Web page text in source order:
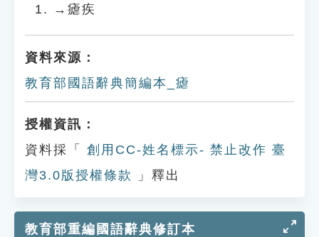
→瘧疾
資料來源：
教育部國語辭典簡編本_瘧
授權資訊：
資料採「
創用CC-姓名標示- 禁止改作 臺
灣3.0版授權條款
」釋出
教育部重編國語辭典修訂本